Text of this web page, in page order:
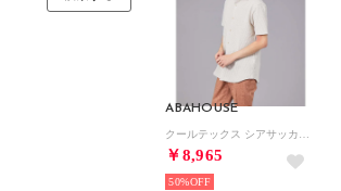
ABAHOUSE
￥8,965
50%